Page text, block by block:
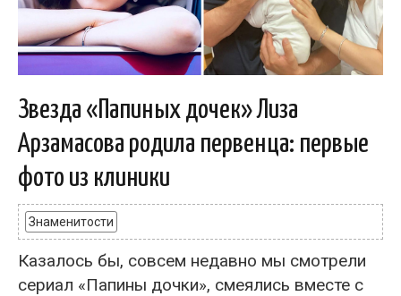
Звезда «Папиных дочек» Лиза
Арзамасова родила первенца: первые
фото из клиники
Знаменитости
Казалось бы, совсем недавно мы смотрели
сериал «Папины дочки», смеялись вместе с